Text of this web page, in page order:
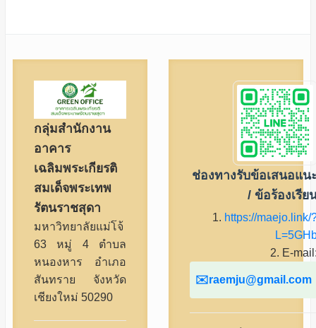
กลุ่มสำนักงาน
อาคาร
เฉลิมพระเกียรติ
สมเด็จพระเทพ
รัตนราชสุดา
มหาวิทยาลัยแม่โจ้
63 หมู่ 4 ตำบล
หนองหาร อำเภอ
สันทราย จังหวัด
เชียงใหม่ 50290
ช่องทางรับข้อเสนอแน
/ ข้อร้องเรีย
1. https://maejo.link/
2. E-
raemju@gmail.com